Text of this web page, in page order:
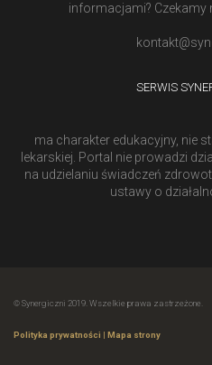
informacjami?
SERWIS
ma charakter edukacyjny, nie
lekarskiej. Portal nie prowadzi
na udzielaniu świadczeń
ustawy o
© Synergiczni 2019. Wszelkie prawa zastrzeżone.
Polityka prywatności | Mapa strony